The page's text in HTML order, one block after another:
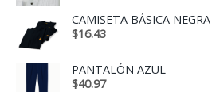
CAMISETA BÁSICA NEGRA
$16.43
PANTALÓN AZUL
$40.97